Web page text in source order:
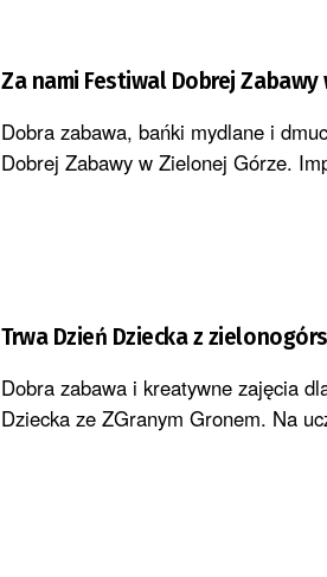
Za nami Festiwal Dobrej
Dobra zabawa, bańki mydlane i
Dobrej Zabawy w Zielonej Górze.
Trwa Dzień Dziecka z
Dobra zabawa i kreatywne zajęcia
Dziecka ze ZGranym Gronem. Na